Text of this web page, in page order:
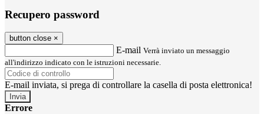
Recupero password
button close ×
E-mail Verrà inviato un messaggio
all'indirizzo indicato con le istruzioni necessarie.
E-mail inviata, si prega di controllare la casella di posta elettronica!
Errore